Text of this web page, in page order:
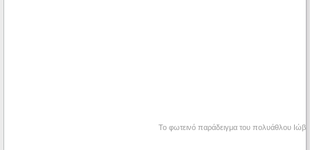
Το φωτεινό παράδειγμα του πολυάθλου Ιώβ